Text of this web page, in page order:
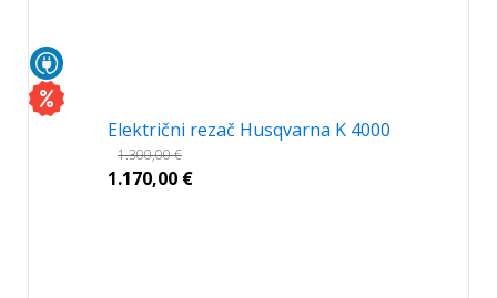
Električni rezač Husqvarna K 4000
1.300,00€
1.170,00 €